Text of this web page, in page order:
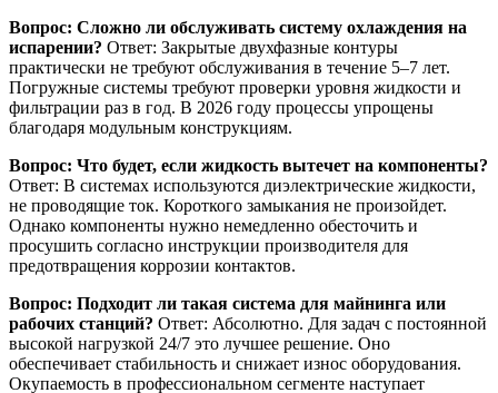
Вопрос: Сложно ли обслуживать систему охлаждения на
испарении? Ответ: Закрытые двухфазные контуры
практически не требуют обслуживания в течение 5–7 лет.
Погружные системы требуют проверки уровня жидкости и
фильтрации раз в год. В 2026 году процессы упрощены
благодаря модульным конструкциям.
Вопрос: Что будет, если жидкость вытечет на компоненты?
Ответ: В системах используются диэлектрические жидкости,
не проводящие ток. Короткого замыкания не произойдет.
Однако компоненты нужно немедленно обесточить и
просушить согласно инструкции производителя для
предотвращения коррозии контактов.
Вопрос: Подходит ли такая система для майнинга или
рабочих станций? Ответ: Абсолютно. Для задач с постоянной
высокой нагрузкой 24/7 это лучшее решение. Оно
обеспечивает стабильность и снижает износ оборудования.
Окупаемость в профессиональном сегменте наступает